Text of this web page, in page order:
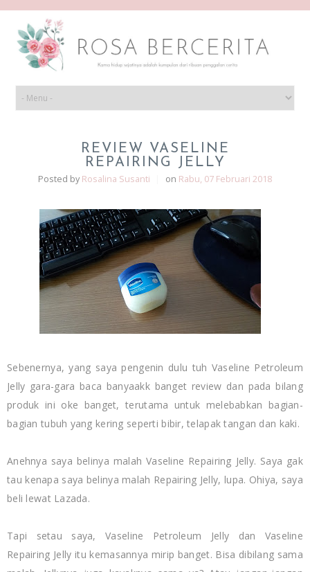
REVIEW VASELINE
REPAIRING JELLY
Posted by Rosalina Susanti on Rabu, 07 Februari 2018
Sebenernya, yang saya pengenin dulu tuh Vaseline Petroleum
Jelly gara-gara baca banyaakk banget review dan pada bilang
produk ini oke banget, terutama untuk melebabkan bagian-
bagian tubuh yang kering seperti bibir, telapak tangan dan kaki.
Anehnya saya belinya malah Vaseline Repairing Jelly. Saya gak
tau kenapa saya belinya malah Repairing Jelly, lupa. Ohiya, saya
beli lewat Lazada.
Tapi setau saya, Vaseline Petroleum Jelly dan Vaseline
Repairing Jelly itu kemasannya mirip banget. Bisa dibilang sama